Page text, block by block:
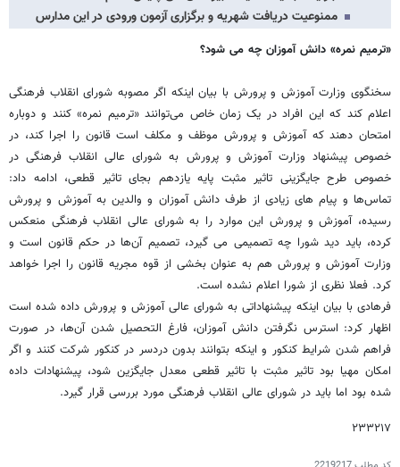
ممنوعیت دریافت شهریه و برگزاری آزمون ورودی در این مدارس
«ترمیم نمره» دانش آموزان چه می شود؟
سخنگوی وزارت آموزش و پرورش با بیان اینکه اگر مصوبه شورای انقلاب فرهنگی
اعلام کند که این افراد در یک زمان خاص می‌توانند «ترمیم نمره» کنند و دوباره
امتحان دهند که آموزش و پرورش موظف و مکلف است قانون را اجرا کند، در
خصوص پیشنهاد وزارت آموزش و پرورش به شورای عالی انقلاب فرهنگی در
خصوص طرح جایگزینی تاثیر مثبت پایه یازدهم بجای تاثیر قطعی، ادامه داد:
تماس‌ها و پیام های زیادی از طرف دانش آموزان و والدین به آموزش و پرورش
رسیده، آموزش و پرورش این موارد را به شورای عالی انقلاب فرهنگی منعکس
کرده، باید دید شورا چه تصمیمی می گیرد، تصمیم آن‌ها در حکم قانون است و
وزارت آموزش و پرورش هم به عنوان بخشی از قوه مجریه قانون را اجرا خواهد
کرد. فعلا نظری از شورا اعلام نشده است.
فرهادی با بیان اینکه پیشنهاداتی به شورای عالی آموزش و پرورش داده شده است
اظهار کرد: استرس نگرفتن دانش آموزان، فارغ التحصیل شدن آن‌ها، در صورت
فراهم شدن شرایط کنکور و اینکه بتوانند بدون دردسر در کنکور شرکت کنند و اگر
امکان مهیا بود تاثیر مثبت با تاثیر قطعی معدل جایگزین شود، پیشنهادات داده
شده بود اما باید در شورای عالی انقلاب فرهنگی مورد بررسی قرار گیرد.
۲۳۳۲۱۷